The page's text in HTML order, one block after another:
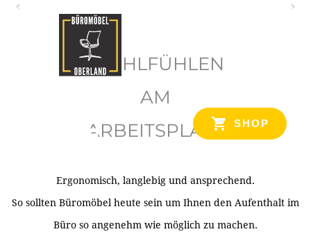
SHOP
WOHLFÜHLEN
AM
ARBEITSPLATZ
Ergonomisch, langlebig und ansprechend.
So sollten Büromöbel heute sein um Ihnen den Aufenthalt im
Büro so angenehm wie möglich zu machen.